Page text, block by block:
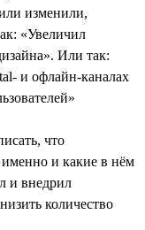
изменили,
«Увеличил
Или так:
и офлайн-каналах
что
именно и какие в нём
и внедрил
количество